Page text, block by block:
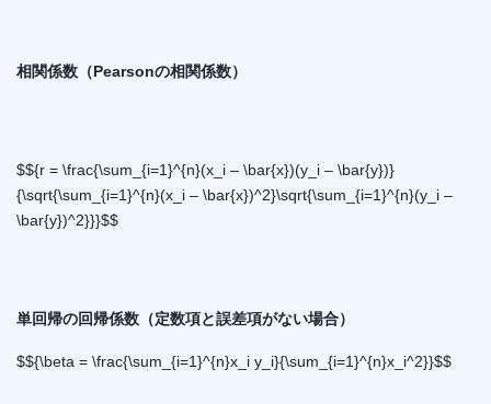
相関係数（Pearsonの相関係数）
$${r = \frac{\sum_{i=1}^{n}(x_i – \bar{x})(y_i – \bar{y})}
{\sqrt{\sum_{i=1}^{n}(x_i – \bar{x})^2}\sqrt{\sum_{i=1}^{n}(y_i –
\bar{y})^2}}}$$
単回帰の回帰係数（定数項と誤差項がない場合）
$${\beta = \frac{\sum_{i=1}^{n}x_i y_i}{\sum_{i=1}^{n}x_i^2}}$$